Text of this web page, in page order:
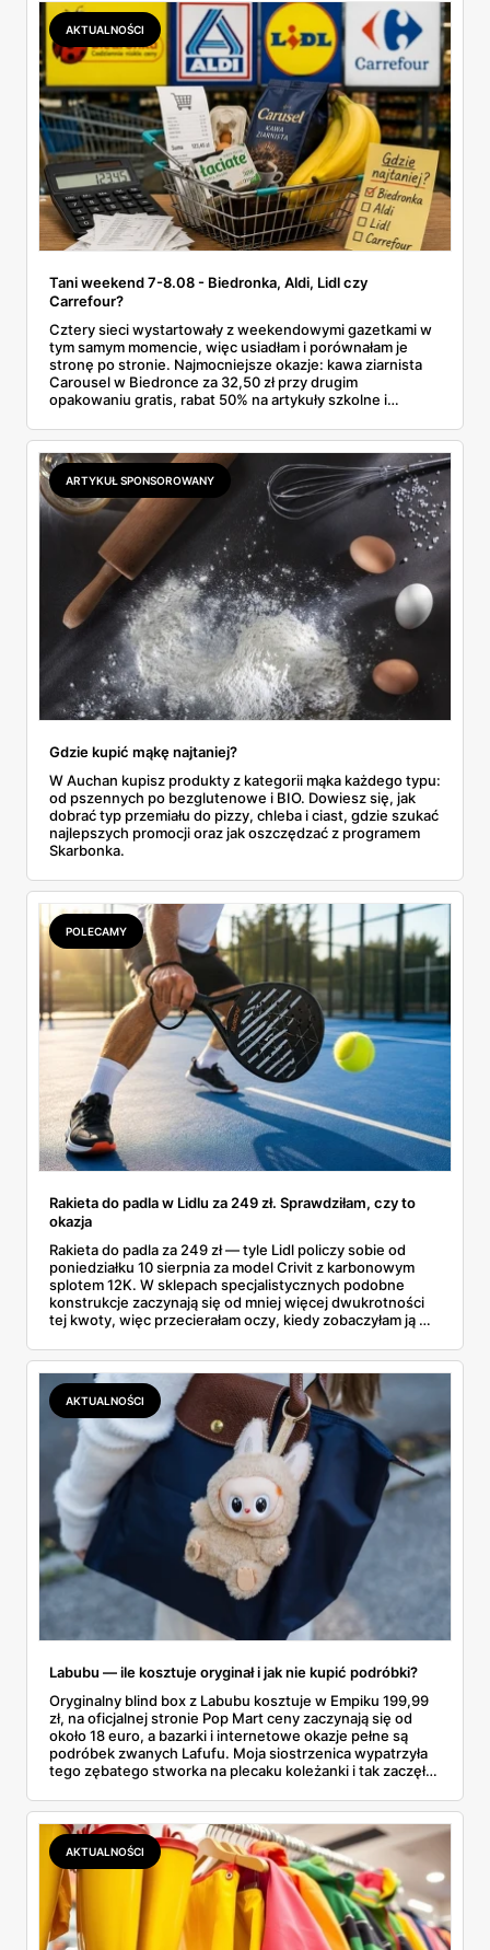
promocji dyskontu.
AKTUALNOŚCI
Tani weekend 7-8.08 - Biedronka, Aldi, Lidl czy
Carrefour?
Cztery sieci wystartowały z weekendowymi gazetkami w
tym samym momencie, więc usiadłam i porównałam je
stronę po stronie. Najmocniejsze okazje: kawa ziarnista
Carousel w Biedronce za 32,50 zł przy drugim
opakowaniu gratis, rabat 50% na artykuły szkolne i
2,99 zł za kilogram, ale wyłącznie w sobotę z aplikacją. Aldi
odpowiada masłem za 2,99 zł. Werdykt w skrócie:
najwięcej wyciśniesz z Biedronki, po świeże warzywa jedź
do Aldi.
ARTYKUŁ SPONSOROWANY
Gdzie kupić mąkę najtaniej?
W Auchan kupisz produkty z kategorii mąka każdego typu:
od pszennych po bezglutenowe i BIO. Dowiesz się, jak
dobrać typ przemiału do pizzy, chleba i ciast, gdzie szukać
najlepszych promocji oraz jak oszczędzać z programem
Skarbonka.
POLECAMY
Rakieta do padla w Lidlu za 249 zł. Sprawdziłam, czy to
okazja
Rakieta do padla za 249 zł — tyle Lidl policzy sobie od
poniedziałku 10 sierpnia za model Crivit z karbonowym
splotem 12K. W sklepach specjalistycznych podobne
konstrukcje zaczynają się od mniej więcej dwukrotności
tej kwoty, więc przecierałam oczy, kiedy zobaczyłam ją w
najszybciej rosnący sport w Polsce: kortów przybywa
lawinowo, a chętnych jeszcze szybciej. Sprawdziłam, co
dokładnie dostajemy za te pieniądze i komu taka rakieta
faktycznie wystarczy.
AKTUALNOŚCI
Labubu — ile kosztuje oryginał i jak nie kupić podróbki?
Oryginalny blind box z Labubu kosztuje w Empiku 199,99
zł, na oficjalnej stronie Pop Mart ceny zaczynają się od
około 18 euro, a bazarki i internetowe okazje pełne są
podróbek zwanych Lafufu. Moja siostrzenica wypatrzyła
tego zębatego stworka na plecaku koleżanki i tak zaczęło
kosztuje i po czym poznać, że sprzedawca nie wciska nam
podróbki. Spisałam wszystko, czego się dowiedziałam —
łącznie z jedną wpadką, o której za chwilę.
AKTUALNOŚCI